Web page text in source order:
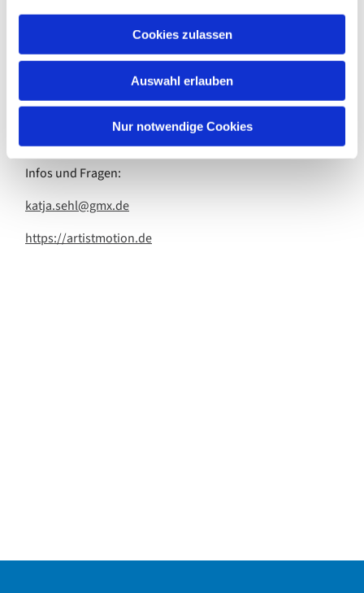
Cookies zulassen
Auswahl erlauben
Nur notwendige Cookies
Beitrag:
15.- Euro (Barzahlung) pro Unterrichtseinheit
55.- Euro monatlich (zum Monatsanfang)
Leitung:
Infos und Fragen:
katja.sehl@gmx.de
https://artistmotion.de